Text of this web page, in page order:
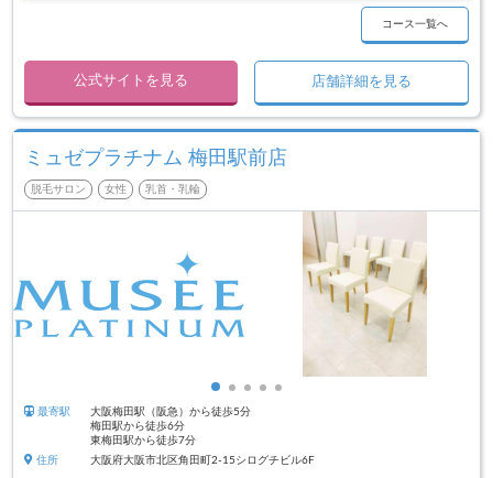
コース一覧へ
公式サイトを見る 店舗詳細を見る
ミュゼプラチナム 梅田駅前店
脱毛サロン 女性 乳首・乳輪
最寄駅
大阪梅田駅（阪急）から徒歩5分
梅田駅から徒歩6分
東梅田駅から徒歩7分
住所
大阪府大阪市北区角田町2-15シログチビル6F